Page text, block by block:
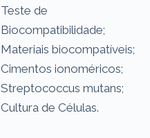
Teste de
Biocompatibilidade;
Materiais biocompatíveis;
Cimentos ionoméricos;
Streptococcus mutans;
Cultura de Células.